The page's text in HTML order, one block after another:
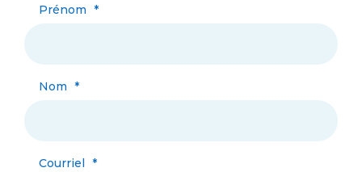
Prénom *
Nom *
Courriel *